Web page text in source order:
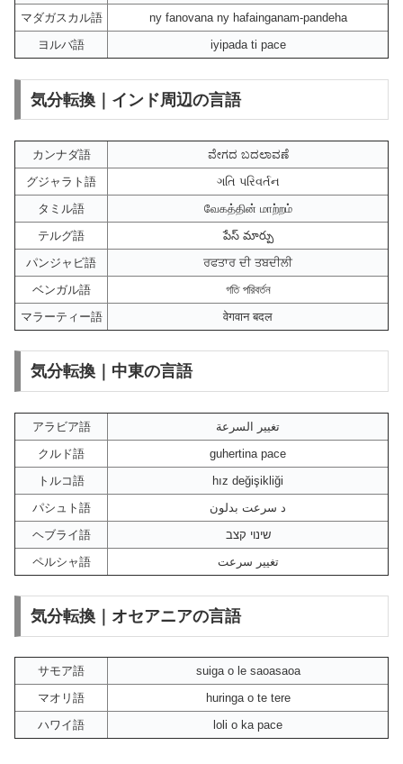
マダガスカル語
ny fanovana ny hafainganam-pandeha
ヨルバ語
iyipada ti pace
気分転換｜インド周辺の言語
カンナダ語
ವೇಗದ ಬದಲಾವಣೆ
グジャラト語
ગતિ પરિવર્તન
タミル語
வேகத்தின் மாற்றம்
テルグ語
పేస్ మార్పు
パンジャビ語
ਰਫਤਾਰ ਦੀ ਤਬਦੀਲੀ
ベンガル語
গতি পরিবর্তন
マラーティー語
वेगवान बदल
気分転換｜中東の言語
アラビア語
تغيير السرعة
クルド語
guhertina pace
トルコ語
hız değişikliği
パシュト語
د سرعت بدلون
ヘブライ語
שינוי קצב
ペルシャ語
تغییر سرعت
気分転換｜オセアニアの言語
サモア語
suiga o le saoasaoa
マオリ語
huringa o te tere
ハワイ語
loli o ka pace